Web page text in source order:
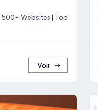
Websites | Top
Voir